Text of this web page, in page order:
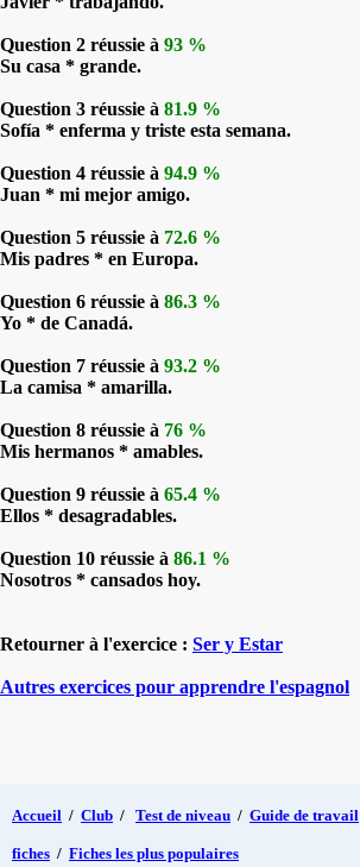
Question 2 réussie à 93 %
Su casa * grande.
Question 3 réussie à 81.9 %
Sofía * enferma y triste esta semana.
Question 4 réussie à 94.9 %
Juan * mi mejor amigo.
Question 5 réussie à 72.6 %
Mis padres * en Europa.
Question 6 réussie à 86.3 %
Yo * de Canadá.
Question 7 réussie à 93.2 %
La camisa * amarilla.
Question 8 réussie à 76 %
Mis hermanos * amables.
Question 9 réussie à 65.4 %
Ellos * desagradables.
Question 10 réussie à 86.1 %
Nosotros * cansados hoy.
Retourner à l'exercice : Ser y Estar
Autres exercices pour apprendre l'espagnol
Accueil / Club / Test de niveau / Guide de travail
fiches / Fiches les plus populaires